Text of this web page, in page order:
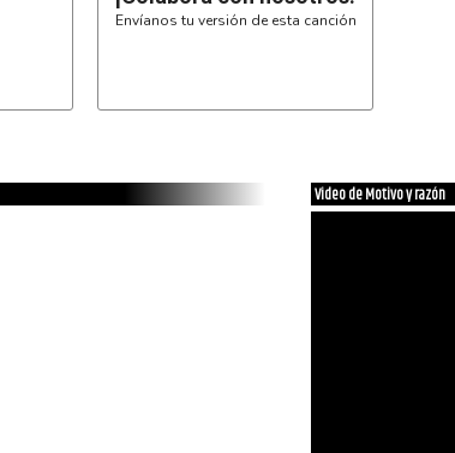
Envíanos tu versión de esta canción
Video de Motivo y razón